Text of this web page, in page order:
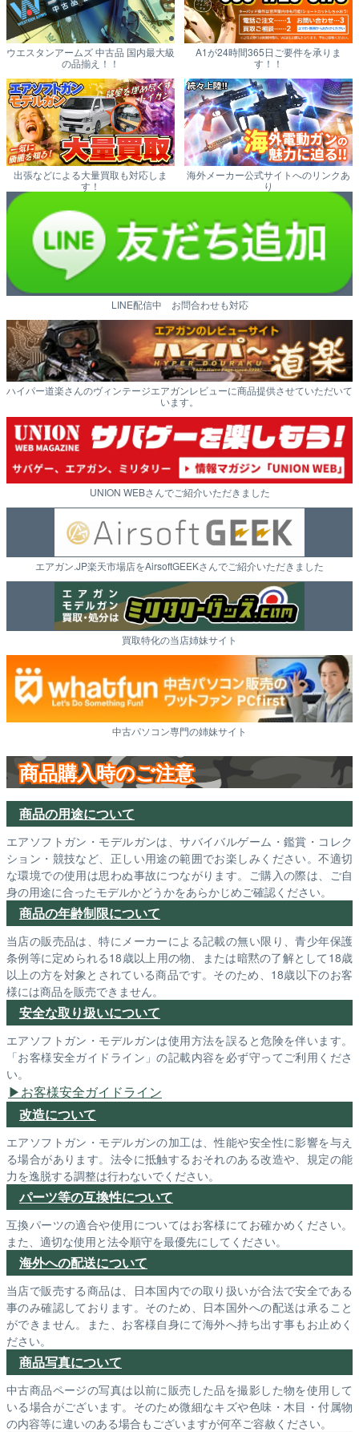
ウエスタンアームズ 中古品 国内最大級
の品揃え！！
A1が24時間365日ご要件を承りま
す！！
出張などによる大量買取も対応しま
す！
海外メーカー公式サイトへのリンクあ
り
LINE配信中 お問合わせも対応
ハイパー道楽さんのヴィンテージエアガンレビューに商品提供させていただいて
います。
UNION WEBさんでご紹介いただきました
エアガン.JP楽天市場店をAirsoftGEEKさんでご紹介いただきました
買取特化の当店姉妹サイト
中古パソコン専門の姉妹サイト
商品購入時のご注意
商品の用途について
エアソフトガン・モデルガンは、サバイバルゲーム・鑑賞・コレク
ション・競技など、正しい用途の範囲でお楽しみください。不適切
な環境での使用は思わぬ事故につながります。ご購入の際は、ご自
身の用途に合ったモデルかどうかをあらかじめご確認ください。
商品の年齢制限について
当店の販売品は、特にメーカーによる記載の無い限り、青少年保護
条例等に定められる18歳以上用の物、または暗黙の了解として18歳
以上の方を対象とされている商品です。そのため、18歳以下のお客
様には商品を販売できません。
安全な取り扱いについて
エアソフトガン・モデルガンは使用方法を誤ると危険を伴います。
「お客様安全ガイドライン」の記載内容を必ず守ってご利用くださ
い。
お客様安全ガイドライン
改造について
エアソフトガン・モデルガンの加工は、性能や安全性に影響を与え
る場合があります。法令に抵触するおそれのある改造や、規定の能
力を逸脱する調整は行わないでください。
パーツ等の互換性について
互換パーツの適合や使用についてはお客様にてお確かめください。
また、適切な使用と法令順守を最優先にしてください。
海外への配送について
当店で販売する商品は、日本国内での取り扱いが合法で安全である
事のみ確認しております。そのため、日本国外への配送は承ること
ができません。また、お客様自身にて海外へ持ち出す事もお止めく
ださい。
商品写真について
中古商品ページの写真は以前に販売した品を撮影した物を使用して
いる場合がございます。そのため微細なキズや色味・木目・付属物
の内容等に違いのある場合もございますが何卒ご容赦ください。